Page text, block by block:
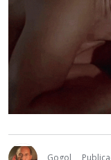
Gogol